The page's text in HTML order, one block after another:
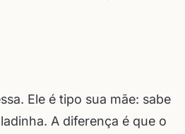
Ele é tipo sua mãe: sabe
A diferença é que o